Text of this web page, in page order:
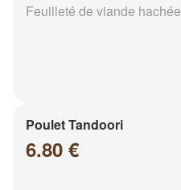
Feuilleté de viande hachée
Poulet Tandoori
6.80 €